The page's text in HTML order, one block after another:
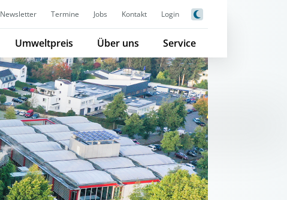
Newsletter Termine Jobs Kontakt Login
Umweltpreis Über uns Service